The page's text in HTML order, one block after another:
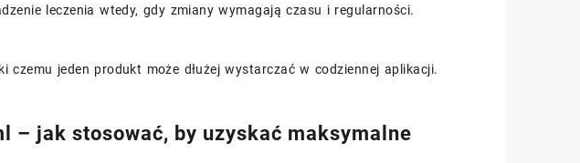
leczenia wtedy, gdy zmiany wymagają czasu i regularności.
czemu jeden produkt może dłużej wystarczać w codziennej aplikacji.
– jak stosować, by uzyskać maksymalne